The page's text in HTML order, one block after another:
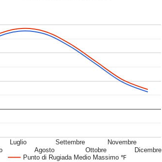
Punto di Rugiada Medio Massimo ℉
Luglio
Agosto
Settembre
Ottobre
Novembre
Dicembre